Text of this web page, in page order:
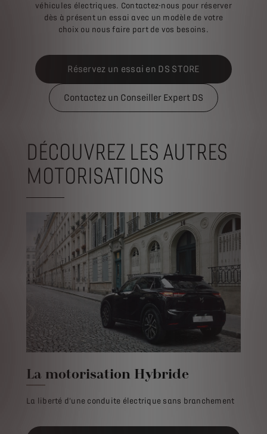
véhicules électriques. Contactez-nous pour réserver
dès à présent un essai avec un modèle de votre
choix ou nous faire part de vos besoins.
Réservez un essai en DS STORE
Contactez un Conseiller Expert DS
DÉCOUVREZ LES AUTRES
MOTORISATIONS
La motorisation Hybride
La liberté d'une conduite électrique sans branchement